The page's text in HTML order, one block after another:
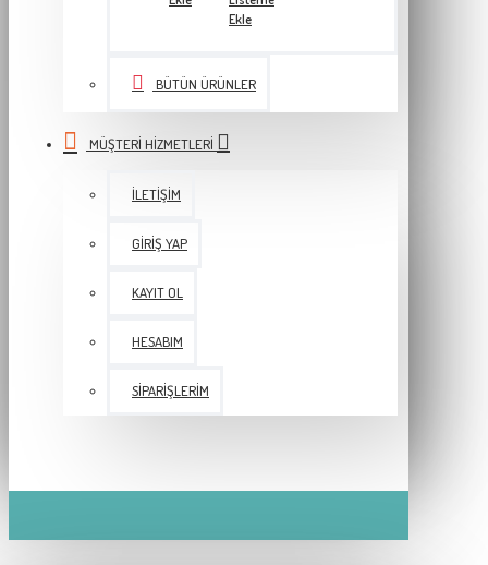
Ekle
BÜTÜN ÜRÜNLER
MÜŞTERI HIZMETLERI
İLETIŞIM
GIRIŞ YAP
KAYIT OL
HESABIM
SIPARIŞLERIM